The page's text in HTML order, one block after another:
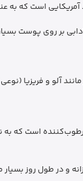
آمریکایی است که
بر روی پوست
آلو و فریزیا
است که
و در طول روز